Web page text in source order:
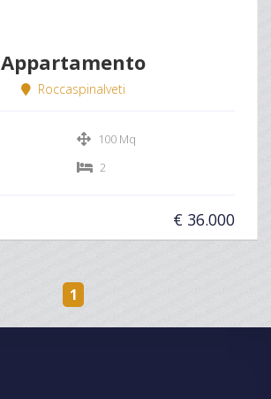
Appartamento
Roccaspinalveti
100 Mq
2
€ 36.000
1